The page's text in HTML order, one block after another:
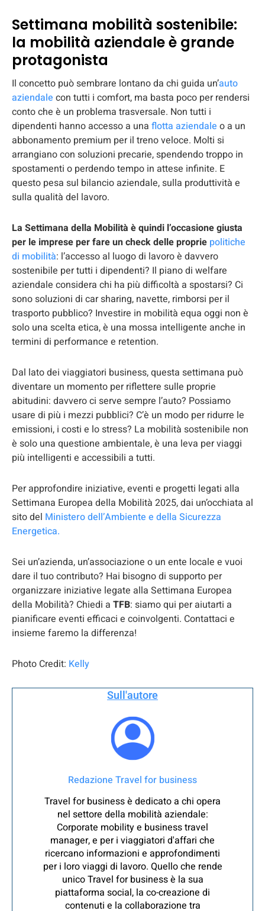
Settimana mobilità sostenibile:
la mobilità aziendale è grande
protagonista
Il concetto può sembrare lontano da chi guida un’auto
aziendale con tutti i comfort, ma basta poco per rendersi
conto che è un problema trasversale. Non tutti i
dipendenti hanno accesso a una flotta aziendale o a un
abbonamento premium per il treno veloce. Molti si
arrangiano con soluzioni precarie, spendendo troppo in
spostamenti o perdendo tempo in attese infinite. E
questo pesa sul bilancio aziendale, sulla produttività e
sulla qualità del lavoro.
La Settimana della Mobilità è quindi l’occasione giusta
per le imprese per fare un check delle proprie politiche
di mobilità: l’accesso al luogo di lavoro è davvero
sostenibile per tutti i dipendenti? Il piano di welfare
aziendale considera chi ha più difficoltà a spostarsi? Ci
sono soluzioni di car sharing, navette, rimborsi per il
trasporto pubblico? Investire in mobilità equa oggi non è
solo una scelta etica, è una mossa intelligente anche in
termini di performance e retention.
Dal lato dei viaggiatori business, questa settimana può
diventare un momento per riflettere sulle proprie
abitudini: davvero ci serve sempre l’auto? Possiamo
usare di più i mezzi pubblici? C’è un modo per ridurre le
emissioni, i costi e lo stress? La mobilità sostenibile non
è solo una questione ambientale, è una leva per viaggi
più intelligenti e accessibili a tutti.
Per approfondire iniziative, eventi e progetti legati alla
Settimana Europea della Mobilità 2025, dai un’occhiata al
sito del Ministero dell’Ambiente e della Sicurezza
Energetica.
Sei un’azienda, un’associazione o un ente locale e vuoi
dare il tuo contributo? Hai bisogno di supporto per
organizzare iniziative legate alla Settimana Europea
della Mobilità? Chiedi a TFB: siamo qui per aiutarti a
pianificare eventi efficaci e coinvolgenti. Contattaci e
insieme faremo la differenza!​
Photo Credit: Kelly
Sull'autore
Redazione Travel for business
Travel for business è dedicato a chi opera
nel settore della mobilità aziendale:
Corporate mobility e business travel
manager, e per i viaggiatori d'affari che
ricercano informazioni e approfondimenti
per i loro viaggi di lavoro. Quello che rende
unico Travel for business è la sua
piattaforma social, la co-creazione di
contenuti e la collaborazione tra